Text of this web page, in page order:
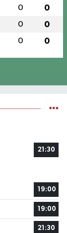
0 0
0 0
0 0
21:30
19:00
19:00
21:30